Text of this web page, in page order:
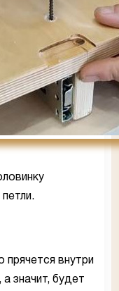
внутри
значит, будет